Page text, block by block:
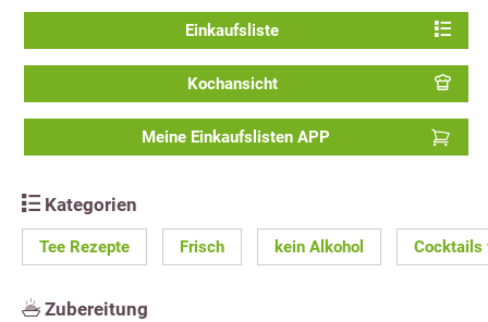
Einkaufsliste
Kochansicht
Meine Einkaufslisten APP
Kategorien
Tee Rezepte Frisch kein Alkohol Cocktails
Zubereitung